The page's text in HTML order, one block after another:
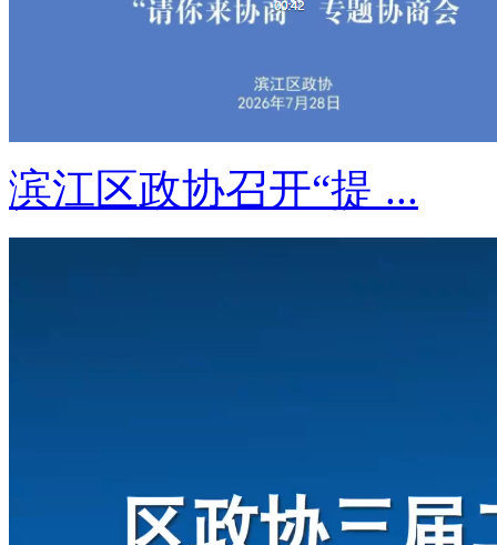
滨江区政协召开“提 ...